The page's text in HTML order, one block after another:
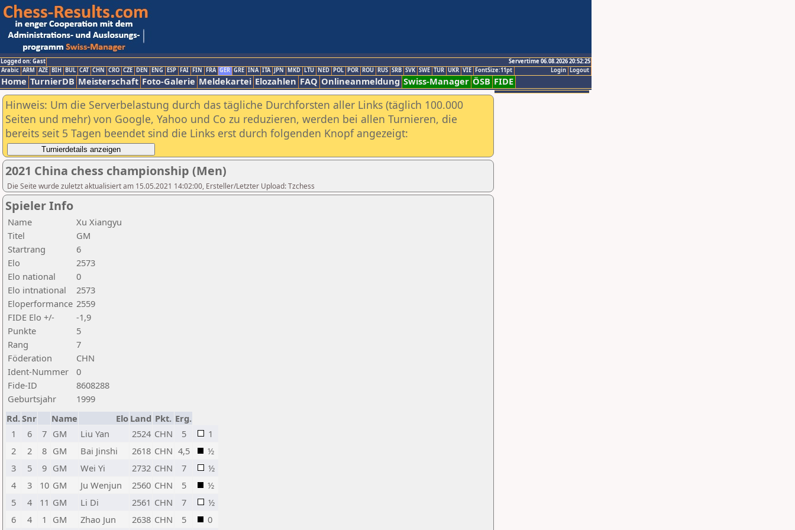
Logged on: Gast
Servertime 06.08.2026 20:52:25
Logout
Login
Arabic ARM AZE BIH BUL CAT CHN CRO CZE DEN ENG ESP FAI FIN FRA GER GRE INA ITA JPN MKD LTU NED POL POR ROU RUS SRB SVK SWE TUR UKR VIE FontSize:11pt
Home TurnierDB Meisterschaft Foto-Galerie Meldekartei Elozahlen FAQ Onlineanmeldung Swiss-Manager ÖSB FIDE
Hinweis: Um die Serverbelastung durch das tägliche Durchforsten aller Links (täglich 100.000
Seiten und mehr) von Google, Yahoo und Co zu reduzieren, werden bei allen Turnieren, die
bereits seit 5 Tagen beendet sind die Links erst durch folgenden Knopf angezeigt:
2021 China chess championship (Men)
Die Seite wurde zuletzt aktualisiert am 15.05.2021 14:02:00, Ersteller/Letzter Upload: Tzchess
Spieler Info
Name
Xu Xiangyu
Titel
GM
Startrang
6
Elo
2573
Elo national
0
Elo intnational
2573
Eloperformance 2559
FIDE Elo +/-
-1,9
Punkte
5
Rang
7
Föderation
CHN
Ident-Nummer
0
Fide-ID
8608288
Geburtsjahr
1999
Rd.Snr Name Elo Land Pkt. Erg.
1
6 7 GM Liu Yan 2524 CHN 5
1
2
2 8 GM Bai Jinshi 2618 CHN 4,5
½
3
5 9 GM Wei Yi 2732 CHN 7
½
4
3 10 GM Ju Wenjun 2560 CHN 5
½
5
4 11 GM Li Di 2561 CHN 7
½
6
4 1 GM Zhao Jun 2638 CHN 5 0